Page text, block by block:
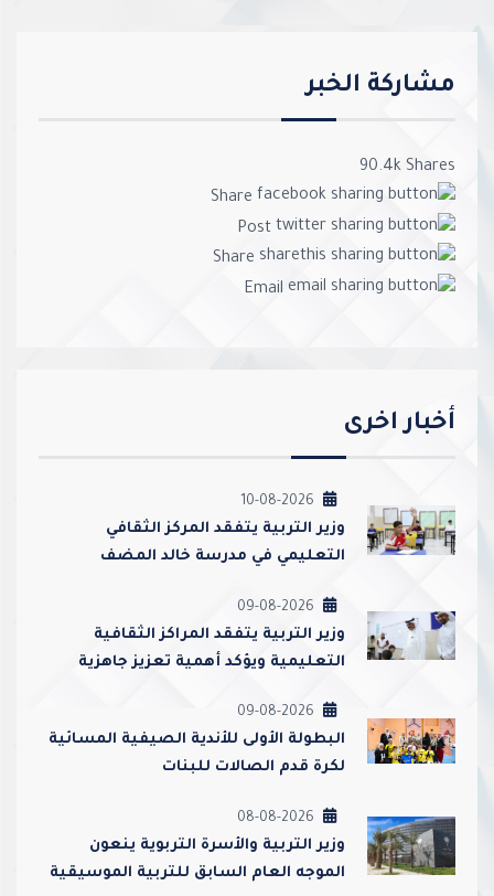
مشاركة الخبر
90.4k Shares
Share
Post
Share
Email
أخبار اخرى
10-08-2026
وزير التربية يتفقد المركز الثقافي
التعليمي في مدرسة خالد المضف
09-08-2026
وزير التربية يتفقد المراكز الثقافية
التعليمية ويؤكد أهمية تعزيز جاهزية
09-08-2026
‏البطولة الأولى للأندية الصيفية المسائية
لكرة قدم الصالات للبنات
08-08-2026
وزير التربية والأسرة التربوية ينعون
الموجه العام السابق للتربية الموسيقية